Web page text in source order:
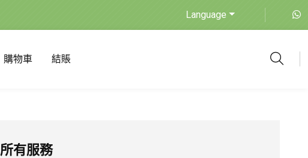
Language
購物車 結賬
所有服務